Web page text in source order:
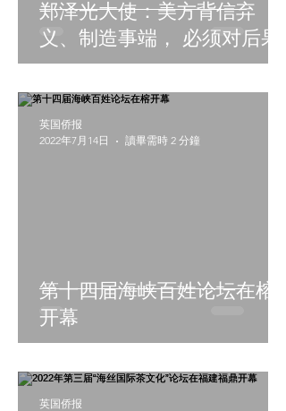
郑泽光大使：美方背信弃
义、制造事端， 必须对后果
负完全责任
第十四届海峡百姓论坛在榕
开幕
英国侨报
2022年7月14日
讀畢需時 2 分鐘
英国侨报